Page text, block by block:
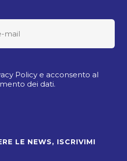
Policy e acconsento al
dei dati.